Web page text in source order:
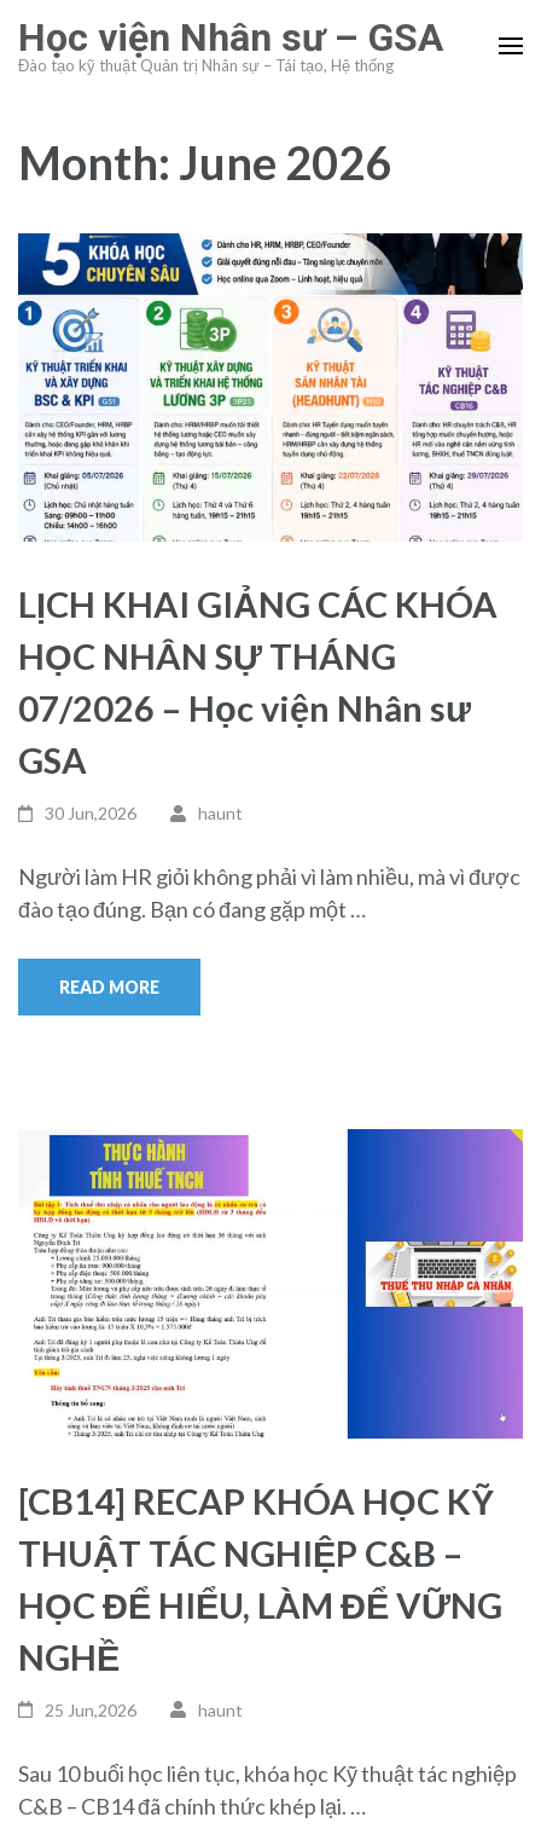
content
Enter)
Học viện Nhân sư – GSA
Đào tạo kỹ thuật Quản trị Nhân sự – Tái tạo, Hệ thống
Month: June 2026
LỊCH KHAI GIẢNG CÁC KHÓA
HỌC NHÂN SỰ THÁNG
07/2026 – Học viện Nhân sư
GSA
30 Jun,2026 haunt
Người làm HR giỏi không phải vì làm nhiều, mà vì được
đào tạo đúng. Bạn có đang gặp một …
READ MORE
[CB14] RECAP KHÓA HỌC KỸ
THUẬT TÁC NGHIỆP C&B –
HỌC ĐỂ HIỂU, LÀM ĐỂ VỮNG
NGHỀ
25 Jun,2026 haunt
Sau 10 buổi học liên tục, khóa học Kỹ thuật tác nghiệp
C&B – CB14 đã chính thức khép lại. …